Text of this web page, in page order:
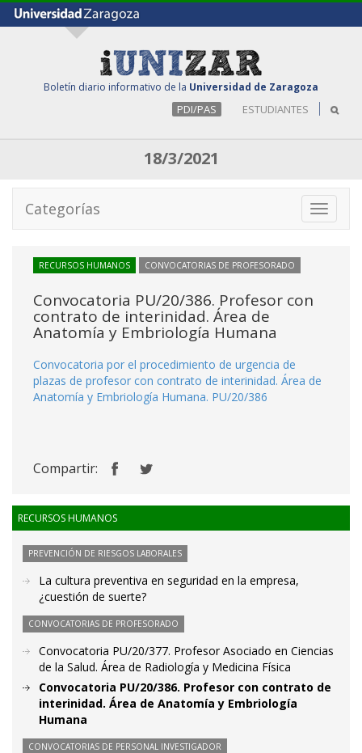
Boletín diario informativo de la Universidad de Zaragoza
PDI/PAS ESTUDIANTES
18/3/2021
Toggle
Categorías
RECURSOS HUMANOS CONVOCATORIAS DE PROFESORADO
Convocatoria PU/20/386. Profesor con
contrato de interinidad. Área de
Anatomía y Embriología Humana
Convocatoria por el procedimiento de urgencia de
plazas de profesor con contrato de interinidad. Área de
Anatomía y Embriología Humana. PU/20/386
Compartir:
RECURSOS HUMANOS
PREVENCIÓN DE RIESGOS LABORALES
La cultura preventiva en seguridad en la empresa,
¿cuestión de suerte?
CONVOCATORIAS DE PROFESORADO
Convocatoria PU/20/377. Profesor Asociado en Ciencias
de la Salud. Área de Radiología y Medicina Física
Convocatoria PU/20/386. Profesor con contrato de
interinidad. Área de Anatomía y Embriología
Humana
CONVOCATORIAS DE PERSONAL INVESTIGADOR